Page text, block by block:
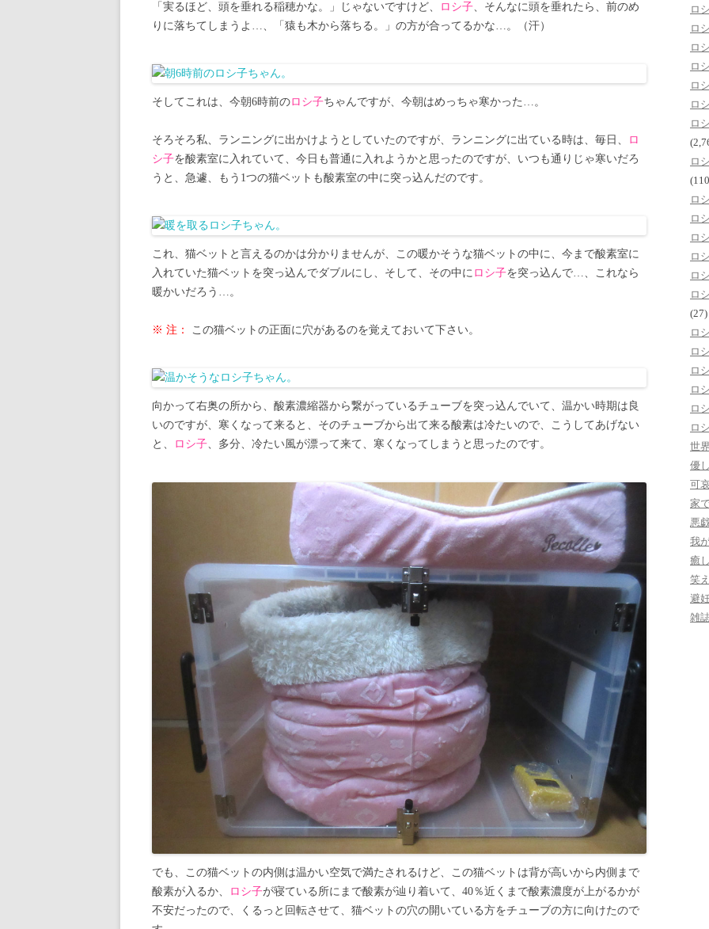
「実るほど、頭を垂れる稲穂かな。」じゃないですけど、 ロシ子、そんなに頭を垂れたら、前のめ
りに落ちてしまうよ…、「猿も木から落ちる。」の方が合ってるかな…。（汗）
そしてこれは、今朝6時前のロシ子ちゃんですが、今朝はめっちゃ寒かった…。
そろそろ私、ランニングに出かけようとしていたのですが、ランニングに出ている時は、毎日、
ロ
シ子を酸素室に入れていて、今日も普通に入れようかと思ったのですが、いつも通りじゃ寒いだろ
うと、急遽、もう1つの猫ベットも酸素室の中に突っ込んだのです。
これ、猫ベットと言えるのかは分かりませんが、この暖かそうな猫ベットの中に、今まで酸素室に
入れていた猫ベットを突っ込んでダブルにし、そして、その中に ロシ子を突っ込んで…、これなら
暖かいだろう…。
※ 注： この猫ベットの正面に穴があるのを覚えておいて下さい。
向かって右奥の所から、酸素濃縮器から繋がっているチューブを突っ込んでいて、温かい時期は良
いのですが、寒くなって来ると、そのチューブから出て来る酸素は冷たいので、こうしてあげない
と、
ロシ子、多分、冷たい風が漂って来て、寒くなってしまうと思ったのです。
でも、この猫ベットの内側は温かい空気で満たされるけど、この猫ベットは背が高いから内側まで
酸素が入るか、
ロシ子が寝ている所にまで酸素が辿り着いて、40％近くまで酸素濃度が上がるかが
不安だったので、くるっと回転させて、猫ベットの穴の開いている方をチューブの方に向けたので
ロ
ロ
ロ
ロ
ロ
ロ
ロ
ロ
ロ
ロ
ロ
ロ
ロ
ロ
(27)
ロ
ロ
ロ
ロ
ロ
ロ
世
優
可
家
悪
我
癒
笑
避
雑